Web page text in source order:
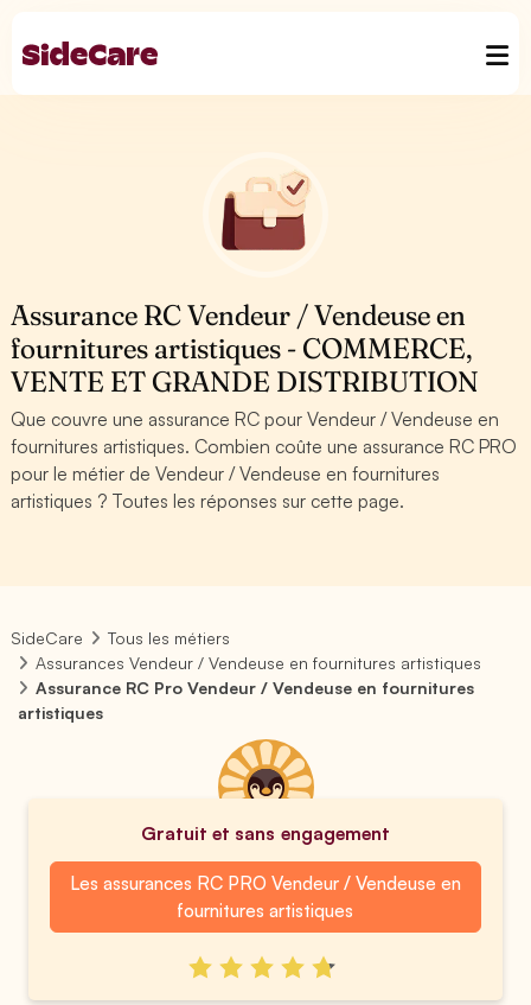
Assurance RC Vendeur / Vendeuse en
fournitures artistiques - COMMERCE,
VENTE ET GRANDE DISTRIBUTION
Que couvre une assurance RC pour Vendeur / Vendeuse en
fournitures artistiques. Combien coûte une assurance RC PRO
pour le métier de Vendeur / Vendeuse en fournitures
artistiques ? Toutes les réponses sur cette page.
SideCare
Tous les métiers
Assurances Vendeur / Vendeuse en fournitures artistiques
Assurance RC Pro Vendeur / Vendeuse en fournitures
artistiques
Gratuit et sans engagement
Les assurances RC PRO Vendeur / Vendeuse en
fournitures artistiques